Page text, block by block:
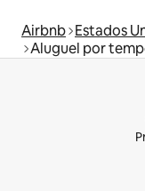
Airbnb Estados
Aluguel por